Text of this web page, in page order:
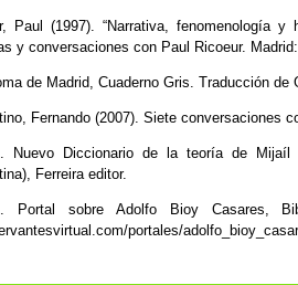
Paul (1997). “Narrativa, fenomenología y
y conversaciones con Paul Ricoeur.
de Madrid, Cuaderno Gris. Traducción de
Fernando (2007). Siete conversaciones
Nuevo Diccionario de la teoría de Mijaíl
Ferreira editor.
Portal sobre Adolfo Bioy Casares,
portales/